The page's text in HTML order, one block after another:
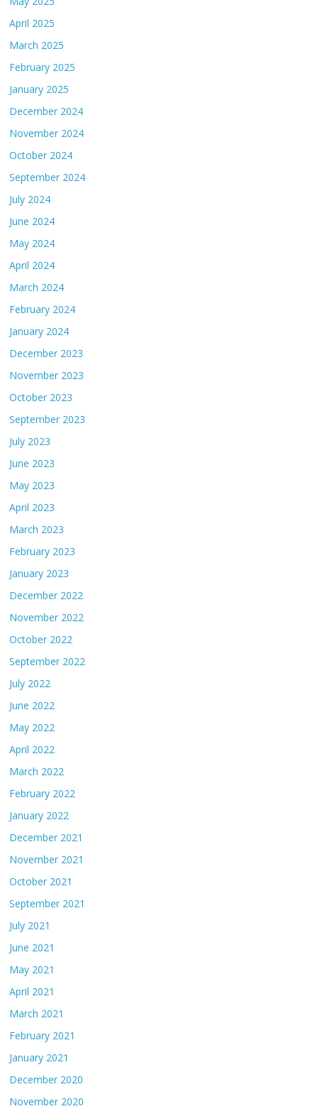
April 2025
March 2025
February 2025
January 2025
December 2024
November 2024
October 2024
September 2024
July 2024
June 2024
May 2024
April 2024
March 2024
February 2024
January 2024
December 2023
November 2023
October 2023
September 2023
July 2023
June 2023
May 2023
April 2023
March 2023
February 2023
January 2023
December 2022
November 2022
October 2022
September 2022
July 2022
June 2022
May 2022
April 2022
March 2022
February 2022
January 2022
December 2021
November 2021
October 2021
September 2021
July 2021
June 2021
May 2021
April 2021
March 2021
February 2021
January 2021
December 2020
November 2020